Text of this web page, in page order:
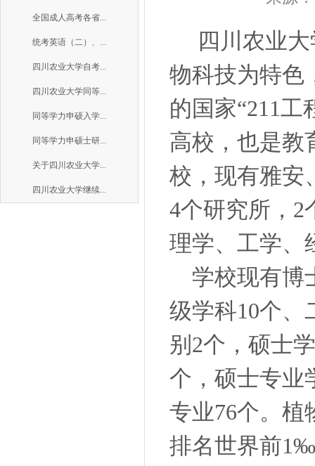
全国成人高考各省...
统考英语（二）、...
四川农业大学自考...
四川农业大学同等...
同等学力申硕入学...
同等学力申硕士研...
关于四川农业大学...
四川农业大学继续...
四川农业大
物科技为特色
的国家“211工
高校，也是教
校，现有雅安
4个研究所，2
理学、工学、
学校现有博
级学科10个、
别2个，硕士
个，硕士专业
专业76个。植
排名世界前